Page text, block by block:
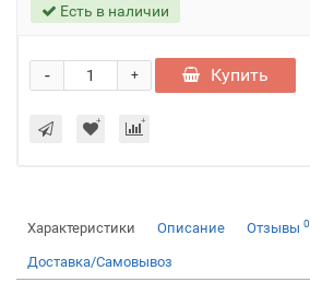
Есть в наличии
+
- Купить
Характеристики Описание Отзывы 0
Доставка/Самовывоз